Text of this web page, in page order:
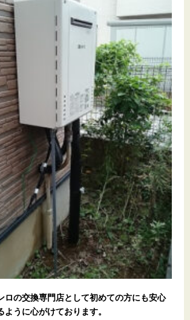
ロの交換専門店として初めての方にも安心
ように心がけております。